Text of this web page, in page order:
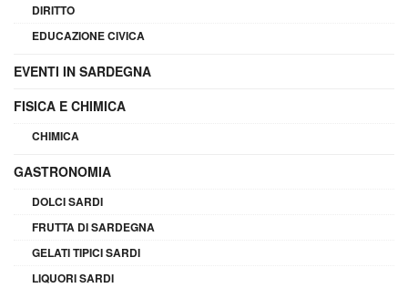
DIRITTO
EDUCAZIONE CIVICA
EVENTI IN SARDEGNA
FISICA E CHIMICA
CHIMICA
GASTRONOMIA
DOLCI SARDI
FRUTTA DI SARDEGNA
GELATI TIPICI SARDI
LIQUORI SARDI